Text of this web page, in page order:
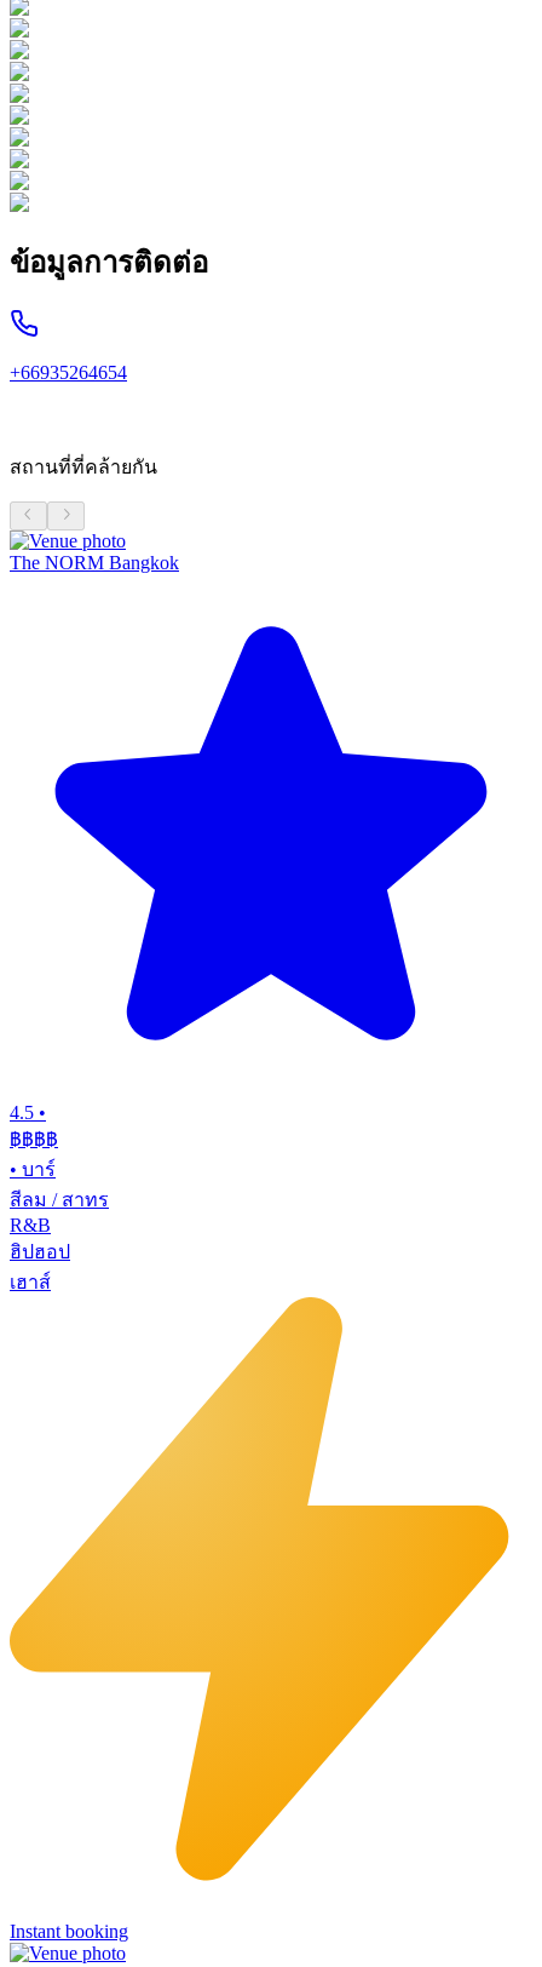
ข้อมูลการติดต่อ
+66935264654
สถานที่ที่คล้ายกัน
The NORM Bangkok
4.5 •
฿฿฿฿
• บาร์
สีลม / สาทร
R&B
ฮิปฮอป
เฮาส์
Instant booking